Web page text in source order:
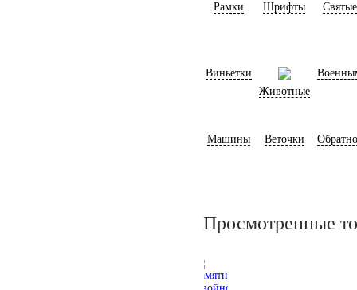
Рамки Шрифты Святые
Виньетки
Животные
Машины Веточки
Просмотренные